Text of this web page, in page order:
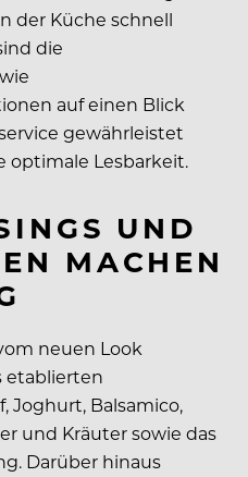
der Küche schnell
die
auf einen Blick
gewährleistet
optimale Lesbarkeit.
UND
MACHEN
neuen Look
etablierten
Joghurt, Balsamico,
und Kräuter sowie das
Darüber hinaus